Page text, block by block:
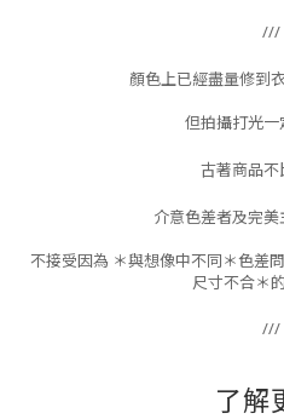
///
顏色上已經盡量修到
但拍攝打光一
古著商品不
介意色差者及完
不接受因為 ＊與想像中不同＊色差
尺寸不合＊
///
了解